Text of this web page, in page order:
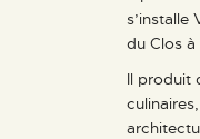
CONTACT
s’installe
du Clos à
Il produit